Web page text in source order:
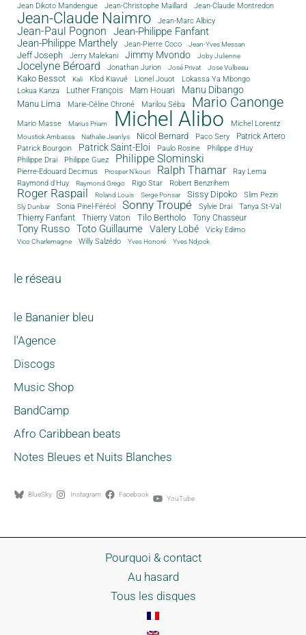
Jean Dikoto Mandengue Jean-Christophe Maillard Jean-Claude Montredon
Jean-Claude Naimro Jean-Marc Albicy
Jean-Paul Pognon
Jean-Philippe Fanfant
Jean-Philippe Marthely
Jean-Pierre Coco Jean-Yves Messan
Jeff Joseph Jerry Malekani Jimmy Mvondo Joby Julienne
Jocelyne Béroard Jonathan Jurion José Privat Jose Vulbeau
Kako Bessot Kali Klod Kiavué Lionel Jouot
Lokassa Ya Mbongo
Lokua Kanza
Luther François Mam Houari Manu Dibango
Manu Lima Marie-Céline Chroné Marilou Séba Mario Canonge
Mario Masse Marius Priam Michel Alibo Michel Lorentz
Moustick Ambassa Nathalie Jeanlys Nicol Bernard Paco Sery
Patrick Artero
Patrick Bourgoin
Patrick Saint-Eloi Paulo Rosine
Philippe d'Huy
Philippe Drai
Philippe Guez Philippe Slominski
Pierre-Edouard Decimus Prosper N'kouri Ralph Thamar
Ray Lema
Raymond d'Huy
Raymond Grego Rigo Star Robert Benzrihem
Roger Raspail Roland Louis Serge Ponsar Sissy Dipoko Slim Pezin
Sly Dunbar Sonia Pinel-Féréol Sonny Troupé Sylvie Drai Tanya St-Val
Thierry Fanfant Thierry Vaton Tilo Bertholo Tony Chasseur
Tony Russo Toto Guillaume Valery Lobé Vicky Edimo
Vico Charlemagne Willy Salzédo Yves Honoré Yves Ndjock
le réseau
le Bananier bleu
l'Agence
Discogs
Music Shop
BandCamp
Afro Caribbean beats
Notes Bleues et Nuits Blanches
BlueSky Instagram Facebook YouTube
Pourquoi & contact
Au hasard
Tous les disques